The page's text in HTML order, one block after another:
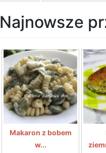
Najnowsze
Makaron z bobem
w...